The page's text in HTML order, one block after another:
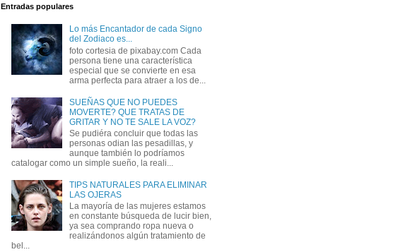
Entradas populares
Lo más Encantador de cada Signo
del Zodiaco es...
foto cortesia de pixabay.com Cada
persona tiene una característica
especial que se convierte en esa
arma perfecta para atraer a los de...
SUEÑAS QUE NO PUEDES
MOVERTE? QUE TRATAS DE
GRITAR Y NO TE SALE LA VOZ?
Se pudiéra concluir que todas las
personas odian las pesadillas, y
aunque también lo podríamos
catalogar como un simple sueño, la reali...
TIPS NATURALES PARA ELIMINAR
LAS OJERAS
La mayoría de las mujeres estamos
en constante búsqueda de lucir bien,
ya sea comprando ropa nueva o
realizándonos algún tratamiento de
bel...